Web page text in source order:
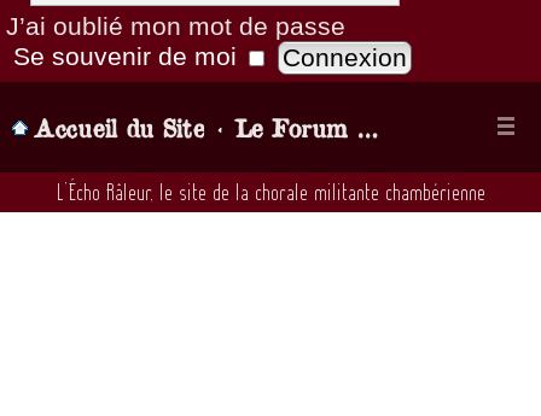
J’ai oublié mon mot de passe
Se souvenir de moi
Accueil du Site Le Forum de la chorale, Parlons chansons! (lorsque vous demandez à être inscrit il faut attendre... quelques heures, qu'un admin valide votre inscription)
L’Écho Râleur, le site de la chorale militante chambérienne